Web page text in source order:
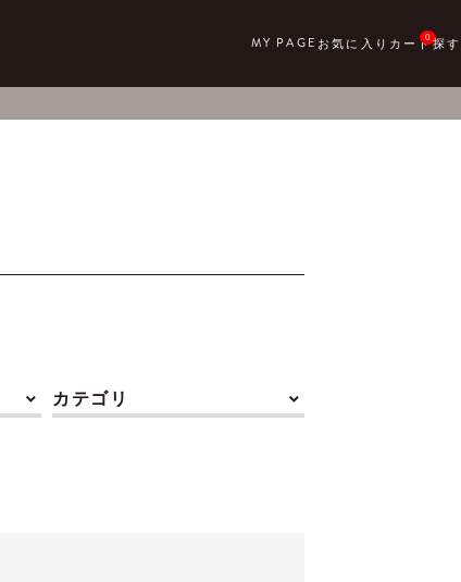
0
カテゴリ